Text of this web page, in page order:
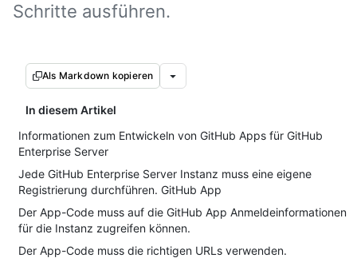
Schritte ausführen.
Als Markdown kopieren
In diesem Artikel
Informationen zum Entwickeln von GitHub Apps für GitHub
Enterprise Server
Jede GitHub Enterprise Server Instanz muss eine eigene
Registrierung durchführen. GitHub App
Der App-Code muss auf die GitHub App Anmeldeinformationen
für die Instanz zugreifen können.
Der App-Code muss die richtigen URLs verwenden.